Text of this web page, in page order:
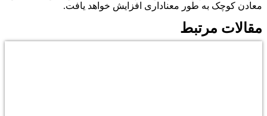
معادن کوچک به طور معناداری افزایش خواهد یافت.
مقالات مرتبط